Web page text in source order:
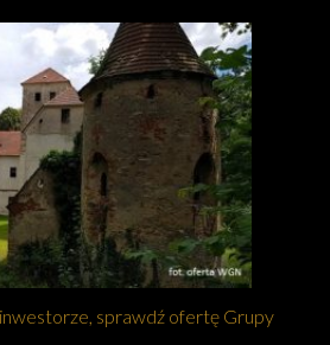
inwestorze, sprawdź ofertę Grupy